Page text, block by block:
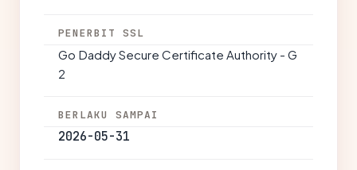
PENERBIT SSL
Go Daddy Secure Certificate Authority - G
2
BERLAKU SAMPAI
2026-05-31